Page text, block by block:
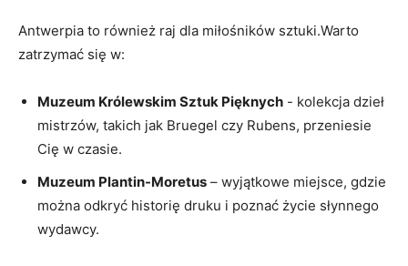
Antwerpia to również raj dla miłośników sztuki.Warto
zatrzymać się w:
Muzeum Królewskim Sztuk Pięknych ​- kolekcja dzieł
mistrzów, takich jak Bruegel⁤ czy Rubens, przeniesie
Cię w czasie.
Muzeum Plantin-Moretus – ​wyjątkowe miejsce, gdzie
⁣można⁣ odkryć historię druku i‌ poznać życie ‍słynnego
wydawcy.